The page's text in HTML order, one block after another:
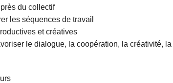
du collectif
les séquences de travail
et créatives
le dialogue, la coopération, la créativité, la